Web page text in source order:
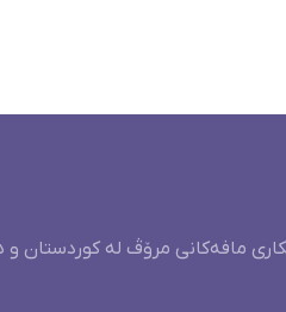
مافەکانی مرۆڤ لە کوردستان